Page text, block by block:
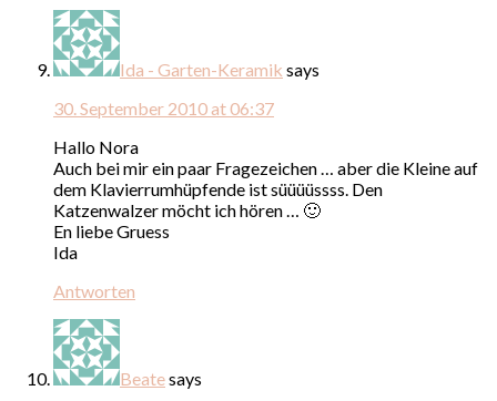
Ida - Garten-Keramik says
30. September 2010 at 06:37
Hallo Nora
Auch bei mir ein paar Fragezeichen … aber die Kleine auf
dem Klavierrumhüpfende ist süüüüssss. Den
Katzenwalzer möcht ich hören … 🙂
En liebe Gruess
Ida
Antworten
Beatesays